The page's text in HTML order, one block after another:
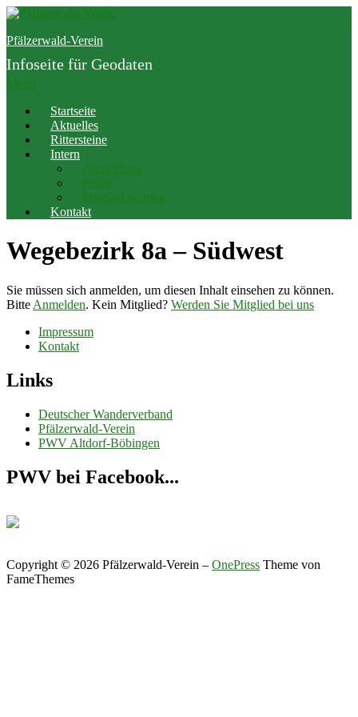
Zum
springen
Pfälzerwald-Verein
Infoseite für Geodaten
Menü
Startseite
Aktuelles
Rittersteine
Intern
Anmeldung
Profil
Mitglied werden
Kontakt
Wegebezirk 8a – Südwest
Sie müssen sich anmelden, um diesen Inhalt einsehen zu können.
Bitte Anmelden. Kein Mitglied? Werden Sie Mitglied bei uns
Impressum
Kontakt
Links
Deutscher Wanderverband
Pfälzerwald-Verein
PWV Altdorf-Böbingen
PWV bei Facebook...
Copyright © 2026 Pfälzerwald-Verein – OnePress Theme von
FameThemes